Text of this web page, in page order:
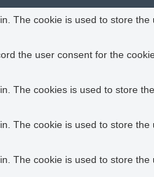
The cookie is used to store
the user consent for the
The cookies is used to store
The cookie is used to store
The cookie is used to store